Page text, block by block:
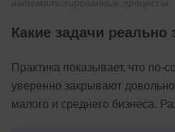
Какие задачи реально
Практика показывает, что no-
уверенно закрывают
малого и среднего бизнеса.